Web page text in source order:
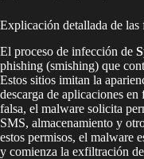
Explicación detallada de las
El proceso de infección de
phishing (smishing) que
Estos sitios imitan la
descarga de aplicaciones
falsa, el malware solicita
SMS, almacenamiento y
estos permisos, el malware
y comienza la exfiltración